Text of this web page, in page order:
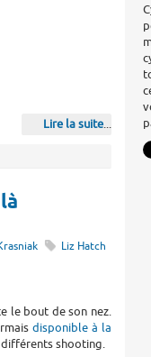
Lire la suite...
Liz Hatch
le bout de son nez.
disponible à la
différents shooting.